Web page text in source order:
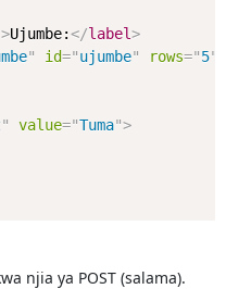
>Ujumbe:</label>
" id="ujumbe" rows="5"
" value="Tuma">
njia ya POST (salama).